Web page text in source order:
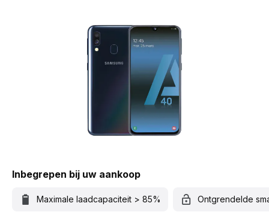
Inbegrepen bij uw aankoop
Maximale laadcapaciteit > 85% Ontgrendelde